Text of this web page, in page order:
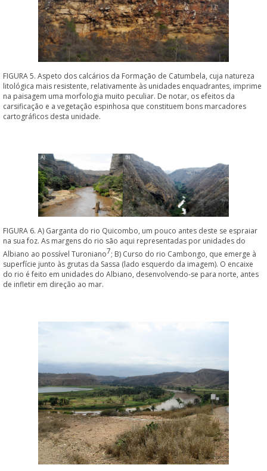
FIGURA 5. Aspeto dos calcários da Formação de Catumbela, cuja natureza
litológica mais resistente, relativamente às unidades enquadrantes, imprime
na paisagem uma morfologia muito peculiar. De notar, os efeitos da
carsificação e a vegetação espinhosa que constituem bons marcadores
cartográficos desta unidade.
FIGURA 6. A) Garganta do rio Quicombo, um pouco antes deste se espraiar
na sua foz. As margens do rio são aqui representadas por unidades do
Albiano ao possível Turoniano7; B) Curso do rio Cambongo, que emerge à
superfície junto às grutas da Sassa (lado esquerdo da imagem). O encaixe
do rio é feito em unidades do Albiano, desenvolvendo-se para norte, antes
de infletir em direção ao mar.